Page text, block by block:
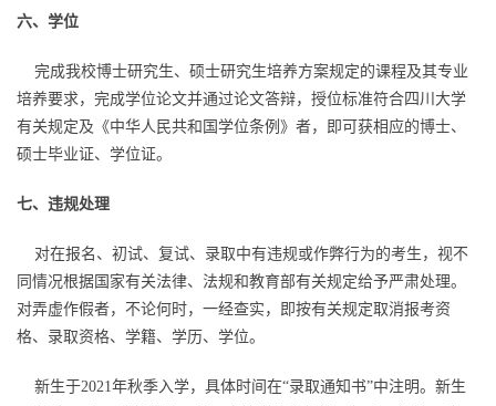
六、学位
完成我校博士研究生、硕士研究生培养方案规定的课程及其专业
培养要求，完成学位论文并通过论文答辩，授位标准符合四川大学
有关规定及《中华人民共和国学位条例》者，即可获相应的博士、
硕士毕业证、学位证。
七、违规处理
对在报名、初试、复试、录取中有违规或作弊行为的考生，视不
同情况根据国家有关法律、法规和教育部有关规定给予严肃处理。
对弄虚作假者，不论何时，一经查实，即按有关规定取消报考资
格、录取资格、学籍、学历、学位。
新生于2021年秋季入学，具体时间在“录取通知书”中注明。新生